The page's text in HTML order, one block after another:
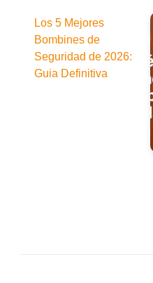
Los 5 Mejores
Bombines de
Seguridad de 2026:
Guia Definitiva